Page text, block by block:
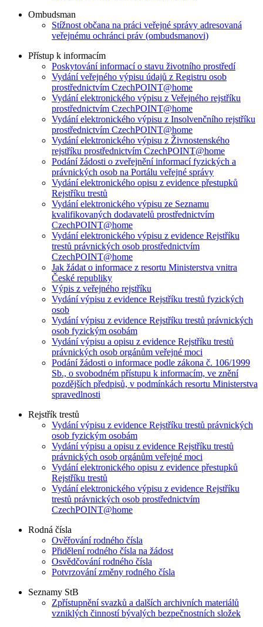
Ombudsman
Stížnost občana na práci veřejné správy adresovaná
veřejnému ochránci práv (ombudsmanovi)
Přístup k informacím
Poskytování informací o stavu životního prostředí
Vydání veřejného výpisu údajů z Registru osob
prostřednictvím CzechPOINT@home
Vydání elektronického výpisu z Veřejného rejstříku
prostřednictvím CzechPOINT@home
Vydání elektronického výpisu z Insolvenčního rejstříku
prostřednictvím CzechPOINT@home
Vydání elektronického výpisu z Živnostenského
rejstříku prostřednictvím CzechPOINT@home
Podání žádosti o zveřejnění informací fyzických a
právnických osob na Portálu veřejné správy
Vydání elektronického opisu z evidence přestupků
Rejstříku trestů
Vydání elektronického výpisu ze Seznamu
kvalifikovaných dodavatelů prostřednictvím
CzechPOINT@home
Vydání elektronického výpisu z evidence Rejstříku
trestů právnických osob prostřednictvím
CzechPOINT@home
Jak žádat o informace z resortu Ministerstva vnitra
České republiky
Výpis z veřejného rejstříku
Vydání výpisu z evidence Rejstříku trestů fyzických
osob
Vydání výpisu z evidence Rejstříku trestů právnických
osob fyzickým osobám
Vydání výpisu a opisu z evidence Rejstříku trestů
právnických osob orgánům veřejné moci
Podání žádosti o informace podle zákona č. 106/1999
Sb., o svobodném přístupu k informacím, ve znění
pozdějších předpisů, v podmínkách resortu Ministerstva
spravedlnosti
Rejstřík trestů
Vydání výpisu z evidence Rejstříku trestů právnických
osob fyzickým osobám
Vydání výpisu a opisu z evidence Rejstříku trestů
právnických osob orgánům veřejné moci
Vydání elektronického opisu z evidence přestupků
Rejstříku trestů
Vydání elektronického výpisu z evidence Rejstříku
trestů právnických osob prostřednictvím
CzechPOINT@home
Rodná čísla
Ověřování rodného čísla
Přidělení rodného čísla na žádost
Osvědčování rodného čísla
Potvrzování změny rodného čísla
Seznamy StB
Zpřístupnění svazků a dalších archivních materiálů
vzniklých činností bývalých bezpečnostních složek